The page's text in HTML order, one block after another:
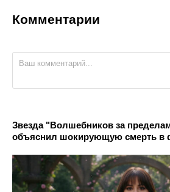
Комментарии
Звезда "Волшебников за
объяснил шокирующую смерть в